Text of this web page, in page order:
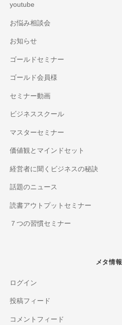
youtube
お悩み相談会
お知らせ
ゴールドセミナー
ゴールド会員様
セミナー動画
ビジネススクール
マスターセミナー
価値観とマインドセット
経営者に聞くビジネスの秘訣
話題のニュース
読書アウトプットセミナー
７つの習慣セミナー
メタ情報
ログイン
投稿フィード
コメントフィード